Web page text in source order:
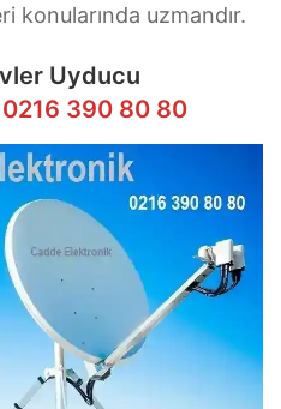
konularında uzmandır.
Uyducu
0216 390 80 80